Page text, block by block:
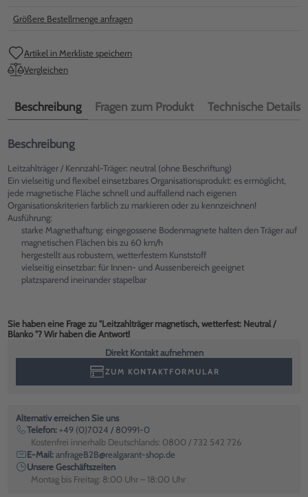
Größere Bestellmenge anfragen
Artikel in Merkliste speichern
Vergleichen
Beschreibung Fragen zum Produkt Technische Details
Beschreibung
Leitzahlträger / Kennzahl-Träger: neutral (ohne Beschriftung)
Ein vielseitig und flexibel einsetzbares Organisationsprodukt: es ermöglicht,
jede magnetische Fläche schnell und auffallend nach eigenen
Organisationskriterien farblich zu markieren oder zu kennzeichnen!
Ausführung:
starke Magnethaftung: eingegossene Bodenmagnete halten den Träger auf
magnetischen Flächen bis zu 60 km/h
hergestellt aus robustem, wetterfestem Kunststoff
vielseitig einsetzbar: für Innen- und Aussenbereich geeignet
platzsparend ineinander stapelbar
Sie haben eine Frage zu "Leitzahlträger magnetisch, wetterfest: Neutral /
Blanko "? Wir haben die Antwort!
Direkt Kontakt aufnehmen
ZUM KONTAKTFORMULAR
Alternativ erreichen Sie uns
Telefon: +49 (0)7024 / 80991-0
Kostenfrei innerhalb Deutschlands: 0800 / 732 542 726
E-Mail:anfrageB2B@realgarant-shop.de
Unsere Geschäftszeiten
Montag bis Freitag: 8:00 Uhr – 18:00 Uhr